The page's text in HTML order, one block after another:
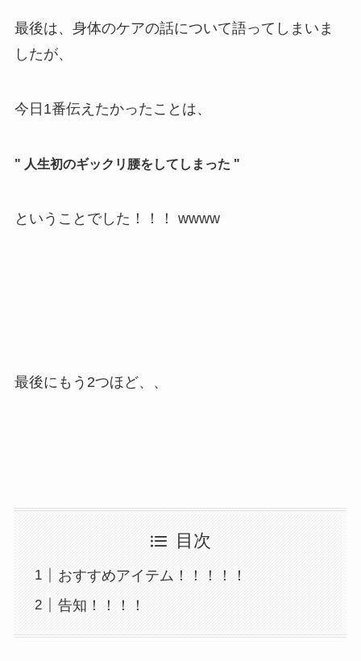
最後は、身体のケアの話について語ってしまいま
したが、
今日1番伝えたかったことは、
" 人生初のギックリ腰をしてしまった "
ということでした！！！ wwww
最後にもう2つほど、、
目次
おすすめアイテム！！！！！
告知！！！！